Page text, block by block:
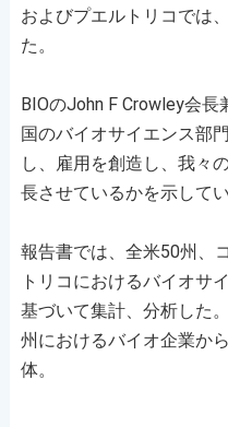
およびプエルトリコでは
た。
BIOのJohn F Crowley会長
国のバイオサイエンス部
し、雇用を創造し、我々
長させているかを示して
報告書では、全米50州、
トリコにおけるバイオサ
基づいて集計、分析した
州におけるバイオ企業か
体。